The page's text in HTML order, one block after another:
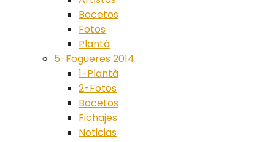
Bocetos
Fotos
Plantà
5-Fogueres 2014
1-Plantà
2-Fotos
Bocetos
Fichajes
Noticias